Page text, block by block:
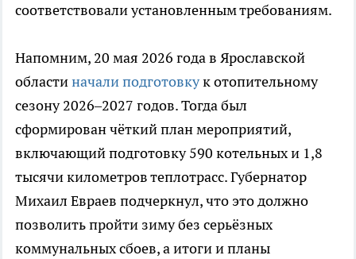
соответствовали установленным требованиям.
Напомним, 20 мая 2026 года в Ярославской
областиначали подготовкук отопительному
сезону 2026–2027 годов. Тогда был
сформирован чёткий план мероприятий,
включающий подготовку 590 котельных и 1,8
тысячи километров теплотрасс. Губернатор
Михаил Евраев подчеркнул, что это должно
позволить пройти зиму без серьёзных
коммунальных сбоев, а итоги и планы